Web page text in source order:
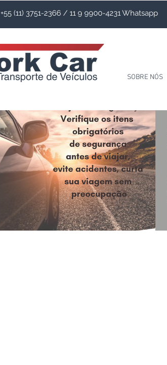
+55 (11) 3751-2366 / 11 9 9900-4231 Whatsapp
SOBRE NÓS